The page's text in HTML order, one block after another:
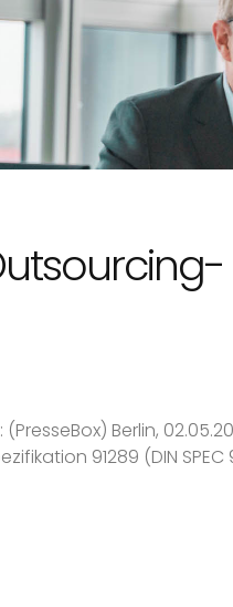
Berlin,
91289 (DIN SPEC